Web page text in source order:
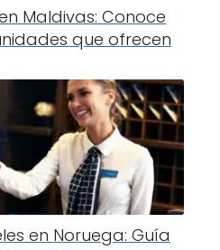
Maldivas: Conoce
que ofrecen
en Noruega: Guía